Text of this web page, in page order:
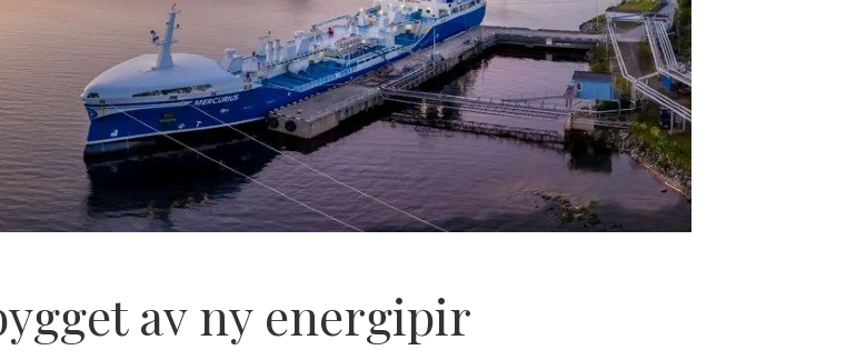
av ny energipir